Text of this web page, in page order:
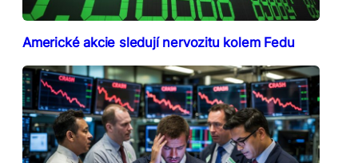
Americké akcie sledují nervozitu kolem Fedu